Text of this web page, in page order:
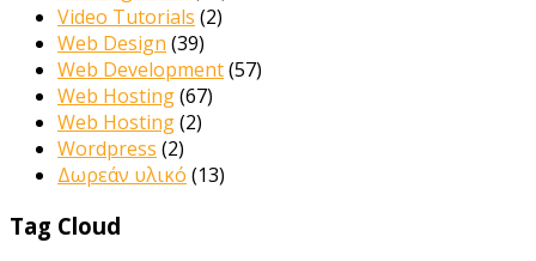
Video Tutorials (2)
Web Design (39)
Web Development(57)
Web Hosting(67)
Web Hosting(2)
Wordpress (2)
Δωρεάν υλικό (13)
Tag Cloud